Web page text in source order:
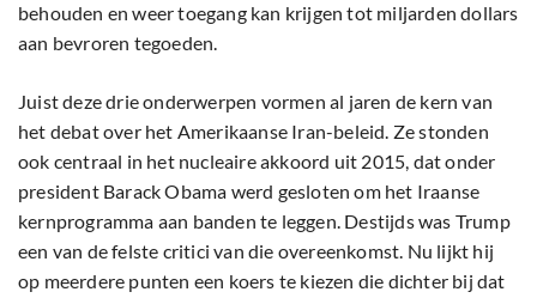
behouden en weer toegang kan krijgen tot miljarden dollars
aan bevroren tegoeden.
Juist deze drie onderwerpen vormen al jaren de kern van
het debat over het Amerikaanse Iran-beleid. Ze stonden
ook centraal in het nucleaire akkoord uit 2015, dat onder
president Barack Obama werd gesloten om het Iraanse
kernprogramma aan banden te leggen. Destijds was Trump
een van de felste critici van die overeenkomst. Nu lijkt hij
op meerdere punten een koers te kiezen die dichter bij dat